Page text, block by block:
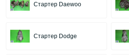
Стартер Daewoo
Стартер Dodge